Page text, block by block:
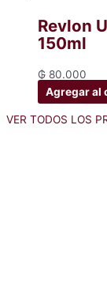
Revlon
150ml
₲ 80.000
Agregar al
VER TODOS LOS